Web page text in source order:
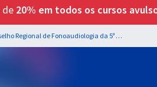
de 20% em todos os cursos
CREFONO 5 - Conselho Regional de Fonoaudiologia da 5ª Região - Noções de Administração Financeira Orçamentária para os Cargos de Analista e Auxiliar Administrativo - Professores: Anderson Ferreira, Flávio Assis e João Leles